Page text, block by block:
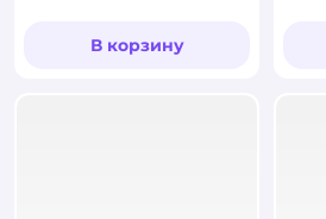
В корзину